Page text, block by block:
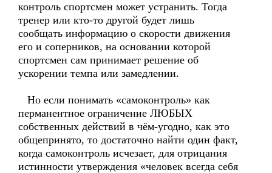
контроль спортсмен может устранить. Тогда
тренер или кто-то другой будет лишь
сообщать информацию о скорости движения
его и соперников, на основании которой
спортсмен сам принимает решение об
ускорении темпа или замедлении.
Но если понимать «самоконтроль» как
перманентное ограничение ЛЮБЫХ
собственных действий в чём-угодно, как это
общепринято, то достаточно найти один факт,
когда самоконтроль исчезает, для отрицания
истинности утверждения «человек всегда себя